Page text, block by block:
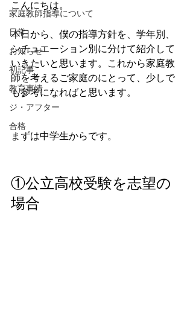
家庭教師指導について
日常
お知らせ
初記事
教育事情
ジ・アフター
合格
こんにちは。
本日から、僕の指導方針を、学年別、
シチュエーション別に分けて紹介して
いきたいと思います。これから家庭教
師を考えるご家庭のにとって、少しで
も参考になればと思います。
まずは中学生からです。
①公立高校受験を志望の
場合